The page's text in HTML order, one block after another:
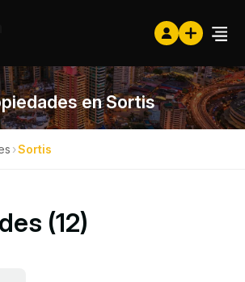
en Sortis
›Sortis
(12)